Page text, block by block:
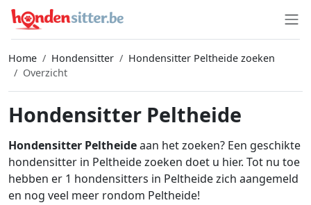
Home Hondensitter
Hondensitter Peltheide zoeken
Overzicht
Hondensitter Peltheide
Hondensitter Peltheideaan het zoeken? Een geschikte
hondensitter in Peltheide zoeken doet u hier. Tot nu toe
hebben er 1 hondensitters in Peltheide zich aangemeld
en nog veel meer rondom Peltheide!